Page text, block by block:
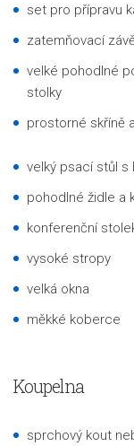
set pro přípravu
zatemňovací
velké pohodlné
stolky
prostorné skříně
velký psací stůl s
pohodlné židle a
konferenční
vysoké stropy
velká okna
měkké koberce
Koupelna
sprchový kout